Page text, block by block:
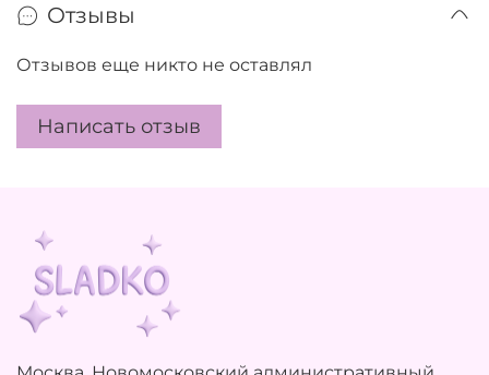
Отзывы
Отзывов еще никто не оставлял
Написать отзыв